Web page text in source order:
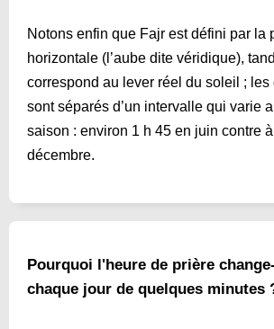
Notons enfin que Fajr est défini par la
horizontale (l’aube dite véridique),
correspond au lever réel du soleil ; les
sont séparés d’un intervalle qui varie
saison : environ 1 h 45 en juin contre
décembre.
Pourquoi l'heure de prière
chaque jour de quelques minutes